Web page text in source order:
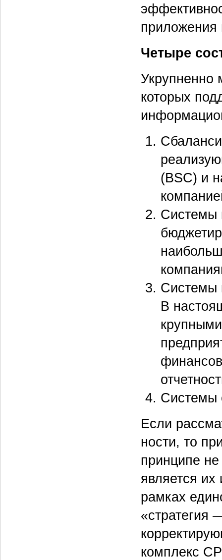
приложения
Четыре
Укрупненно
которых
(BSC) и
Системы
Системы
В
Системы
Если
ности, то
принципе
является их
рамках
комплекс